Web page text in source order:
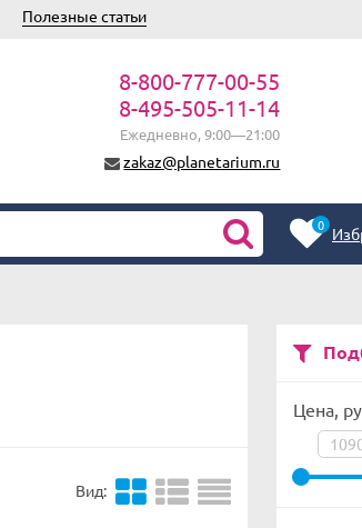
Полезные статьи
8-800-777-00-55
8-495-505-11-14
Ежедневно, 9:00—21:00
zakaz@planetarium.ru
0
Цена,
Вид: